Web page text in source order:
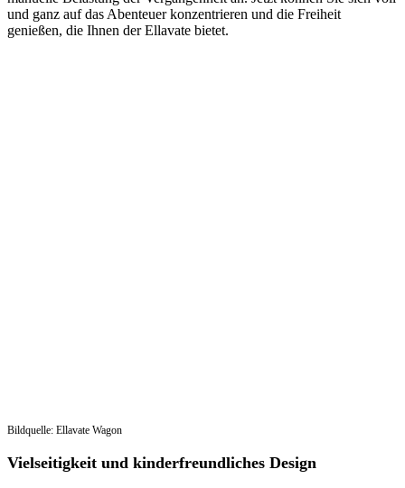
und ganz auf das Abenteuer konzentrieren und die Freiheit
genießen, die Ihnen der Ellavate bietet.
Bildquelle: Ellavate Wagon
Vielseitigkeit und kinderfreundliches Design